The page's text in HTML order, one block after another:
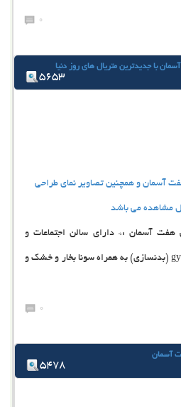
0
با جدیدترین متریال های روز دنیا
5653
آسمان و همچنین تصاویر نمای طراحی
مشاهده می باشد
هفت آسمان :* دارای سالن اجتماعات و
مجالس* دارای سالن ورزشی gym (بدنسازی) به همراه سونا بخار و خشک و
0
آسمان
5478